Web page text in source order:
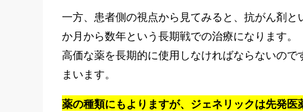
一方、患者側の視点から見てみると、抗がん剤
か月から数年という長期戦での治療になります。
高価な薬を長期的に使用しなければならないの
まいます。
薬の種類にもよりますが、ジェネリックは先発